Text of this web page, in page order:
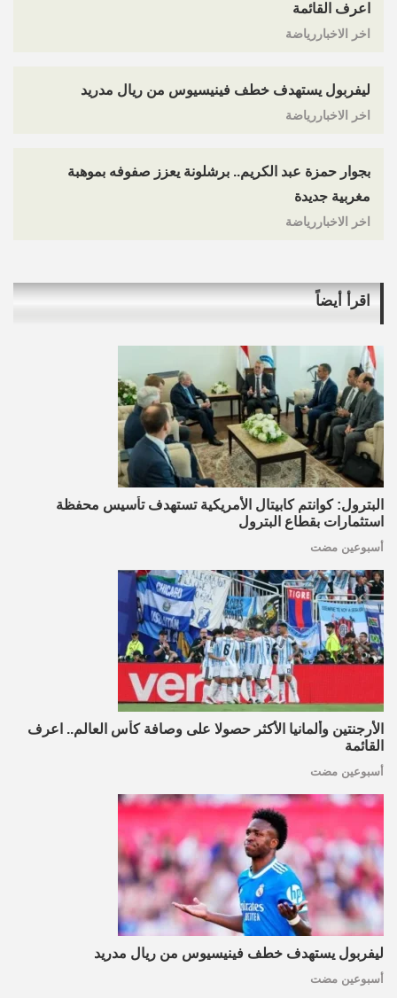
اعرف القائمة
اخر الاخباررياضة
ليفربول يستهدف خطف فينيسيوس من ريال مدريد
اخر الاخباررياضة
بجوار حمزة عبد الكريم.. برشلونة يعزز صفوفه بموهبة
مغربية جديدة
اخر الاخباررياضة
اقرأ أيضاً
البترول: كوانتم كابيتال الأمريكية تستهدف تأسيس محفظة
استثمارات بقطاع البترول
أسبوعين مضت
الأرجنتين وألمانيا الأكثر حصولا على وصافة كأس العالم.. اعرف
القائمة
أسبوعين مضت
ليفربول يستهدف خطف فينيسيوس من ريال مدريد
أسبوعين مضت